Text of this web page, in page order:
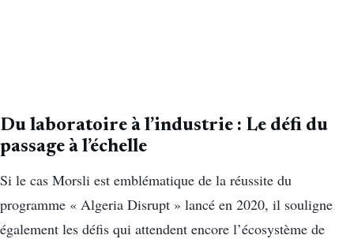
Du laboratoire à l’industrie : Le défi du
passage à l’échelle
Si le cas Morsli est emblématique de la réussite du
programme « Algeria Disrupt » lancé en 2020, il souligne
également les défis qui attendent encore l’écosystème de